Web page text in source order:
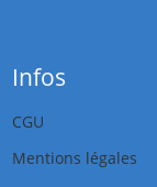
Infos
CGU
Mentions légales